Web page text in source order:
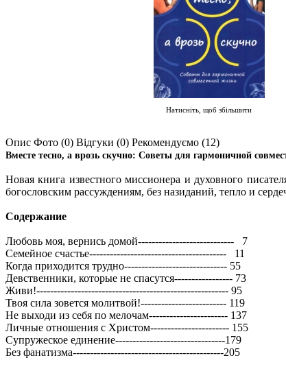
Натисніть, щоб збільшити
Опис Фото (0) Відгуки (0) Рекомендуємо (12)
Вместе тесно, а врозь скучно: Советы для гармоничной
Новая книга известного миссионера и духовного
богословским рассуждениям, без назиданий, тепло и
Содержание
Любовь моя, вернись домой---------------------------- 7
Семейное счастье---------------------------------------- 11
Когда приходится трудно------------------------------ 55
Девственники, которые не спасутся----------------- 73
Живи!-------------------------------------------------------- 95
Твоя сила зовется молитвой!------------------------- 119
Не выходи из себя по мелочам----------------------- 137
Личные отношения с Христом----------------------- 155
Супружеское единение--------------------------------179
Без фанатизма--------------------------------------------205